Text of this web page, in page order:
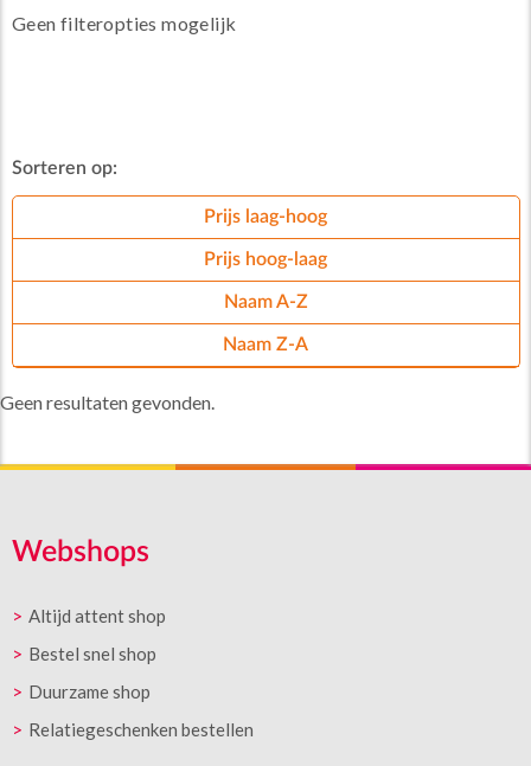
Geen filteropties mogelijk
Sorteren op:
Prijs laag-hoog
Prijs hoog-laag
Naam A-Z
Naam Z-A
Geen resultaten gevonden.
Webshops
Altijd attent shop
Bestel snel shop
Duurzame shop
Relatiegeschenken bestellen